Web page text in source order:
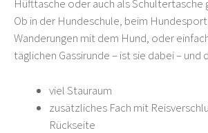
Hüfttasche oder auch als Schultertasche
Ob in der Hundeschule, beim
Wanderungen mit dem Hund, oder
täglichen Gassirunde – ist sie dabei – und
viel Stauraum
zusätzliches Fach mit
Rückseite